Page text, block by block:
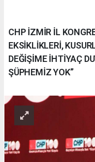
CHP İZMİR İL
EKSİKLİKLERİ,
DEĞİŞİME İHTİYAÇ
ŞÜPHEMİZ YOK”